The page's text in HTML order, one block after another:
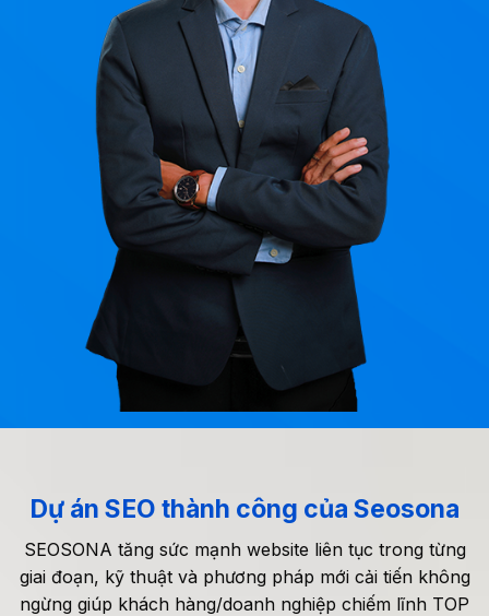
Dự án SEO thành công của Seosona
SEOSONA tăng sức mạnh website liên tục trong từng
giai đoạn, kỹ thuật và phương pháp mới cải tiến không
ngừng giúp khách hàng/doanh nghiệp chiếm lĩnh TOP